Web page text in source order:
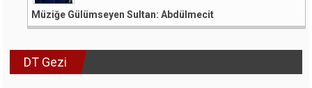
Müziğe Gülümseyen Sultan: Abdülmecit
DT Gezi